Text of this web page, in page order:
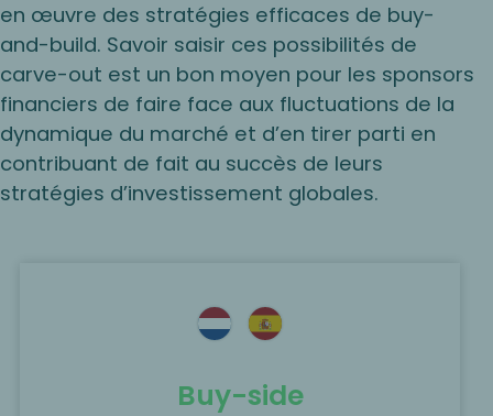
en œuvre des stratégies efficaces de buy-
and-build. Savoir saisir ces possibilités de
carve-out est un bon moyen pour les sponsors
financiers de faire face aux fluctuations de la
dynamique du marché et d’en tirer parti en
contribuant de fait au succès de leurs
stratégies d’investissement globales.
Buy-side